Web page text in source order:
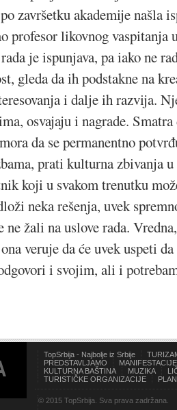
završetku akademije našla
profesor likovnog vaspitanja
je ispunjava, pa iako ne
gleda da ih podstakne na
i dalje ih razvija.
osvajaju i nagrade.
da se permanentno
prati kulturna zbivanja
koji u svakom trenutku
neka rešenja, uvek
žali na uslove rada.
veruje da će uvek uspeti
i svojim, ali i
TopSrbija - Najbolje iz Srbije
PREDSTAVLJAMO
MANIFESTACIJE
KULTURNA BAŠTINA
MUZIKA
TURISTIČKE ORGANIZACIJE
© 2015 TopSrbija. Sva prava zadržana.